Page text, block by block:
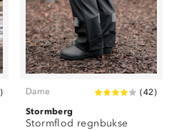
) Dame (42)
Stormberg
Stormflod regnbukse